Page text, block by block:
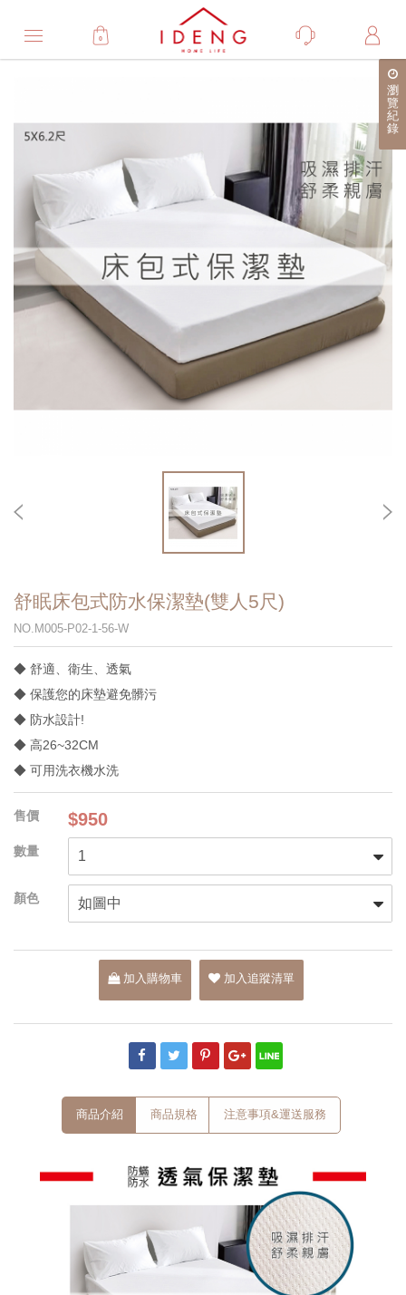
0
瀏
覽
紀
錄
品
細
介
紹
舒眠床包式防水保潔墊(雙人5尺)
NO.M005-P02-1-56-W
◆ 舒適、衛生、透氣
◆ 保護您的床墊避免髒污
◆ 防水設計!
◆ 高26~32CM
◆ 可用洗衣機水洗
$950
加入購物車 加入追蹤清單
商品介紹 商品規格 注意事項&運送服務